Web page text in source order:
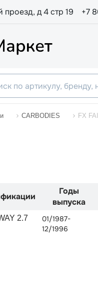
д 4 стр 19 +7
CARBODIES FX
Годы
выпуска
2.7
01/1987-
12/1996